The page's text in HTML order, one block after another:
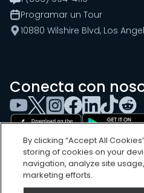
Programar un Tour
10880 Wilshire Blvd, Los
Conecta con
By clicking “Accept All
storing of cookies on your
navigation, analyze site
marketing efforts.